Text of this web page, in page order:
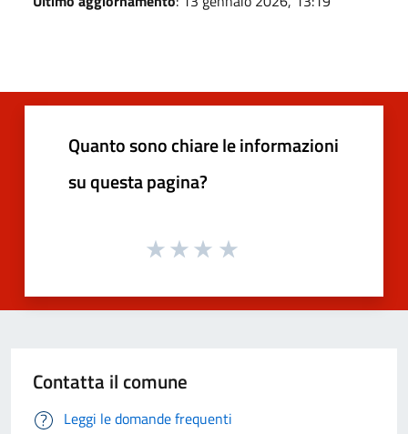
Quanto sono chiare le informazioni
su questa pagina?
Contatta il comune
Leggi le domande frequenti